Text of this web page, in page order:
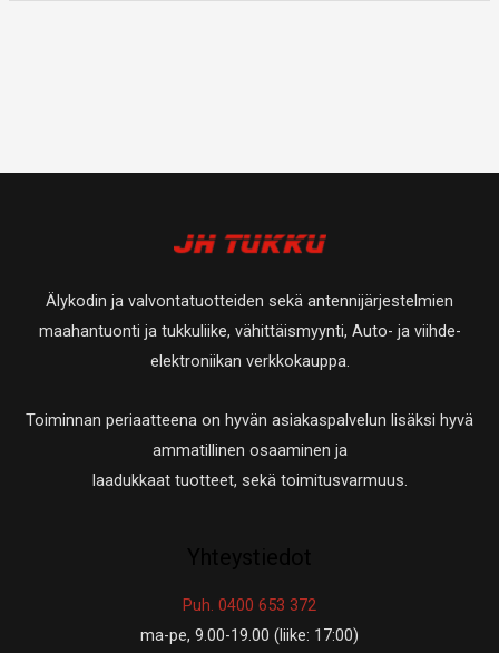
Älykodin ja valvontatuotteiden sekä antennijärjestelmien
maahantuonti ja tukkuliike, vähittäismyynti, Auto- ja viihde-
elektroniikan verkkokauppa.
Toiminnan periaatteena on hyvän asiakaspalvelun lisäksi hyvä
ammatillinen osaaminen ja
laadukkaat tuotteet, sekä toimitusvarmuus.
Puh. 0400 653 372
ma-pe, 9.00-19.00 (liike: 17:00)